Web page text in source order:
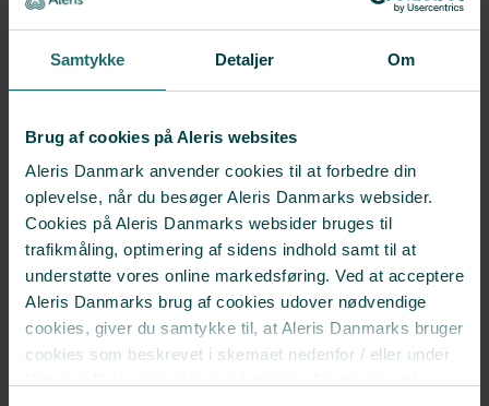
Samtykke Detaljer Om
Brug af cookies på Aleris websites
Aleris Danmark anvender cookies til at forbedre din
oplevelse, når du besøger Aleris Danmarks websider.
Cookies på Aleris Danmarks websider bruges til
trafikmåling, optimering af sidens indhold samt til at
understøtte vores online markedsføring. Ved at acceptere
Aleris Danmarks brug af cookies udover nødvendige
cookies, giver du samtykke til, at Aleris Danmarks bruger
cookies som beskrevet i skemaet nedenfor / eller under
Mød alle
vores
plastikkirurger
På Aleris Cosmetic & Surgery
følges du gennem hele
plastikkirurg.